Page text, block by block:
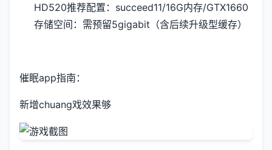
HD520​推荐配置​ ​：succeed11/16G内存/GTX1660
存储空间​ ​：需预留5gigabit（含后续升级型缓存）
催眠app指南：
新增chuang戏效果够